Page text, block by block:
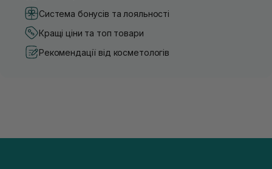
Система бонусів та лояльності
Кращі ціни та топ товари
Рекомендації від косметологів